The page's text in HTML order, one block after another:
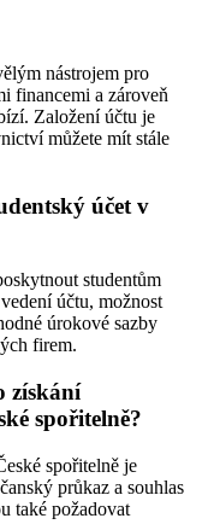
nástrojem pro
financemi a zároveň
Založení účtu je
můžete mít stále
účet v
studentům
účtu, možnost
úrokové sazby
firem.
získání
spořitelně?
spořitelně je
průkaz a souhlas
také požadovat